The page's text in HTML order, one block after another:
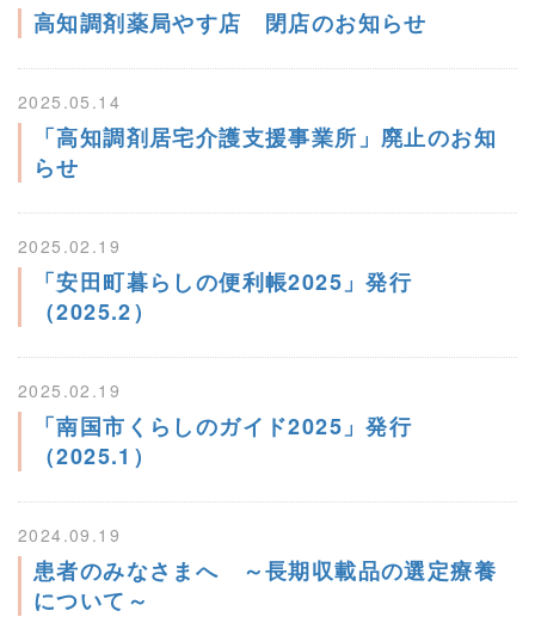
高知調剤薬局やす店 閉店のお知らせ
2025.05.14
「高知調剤居宅介護支援事業所」廃止のお知
らせ
2025.02.19
「安田町暮らしの便利帳2025」発行
（2025.2）
2025.02.19
「南国市くらしのガイド2025」発行
（2025.1）
2024.09.19
患者のみなさまへ ～長期収載品の選定療養
について～